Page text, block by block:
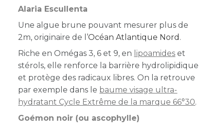
Alaria Escullenta
Une algue brune pouvant mesurer plus de
2m, originaire de l’Océan Atlantique Nord .
Riche en Omégas 3, 6 et 9, en lipoamides et
stérols, elle renforce la barrière hydrolipidique
et protège des radicaux libres. On la retrouve
par exemple dans le baume visage ultra-
hydratant Cycle Extrême de la marque 66°30.
Goémon noir (ou ascophylle)